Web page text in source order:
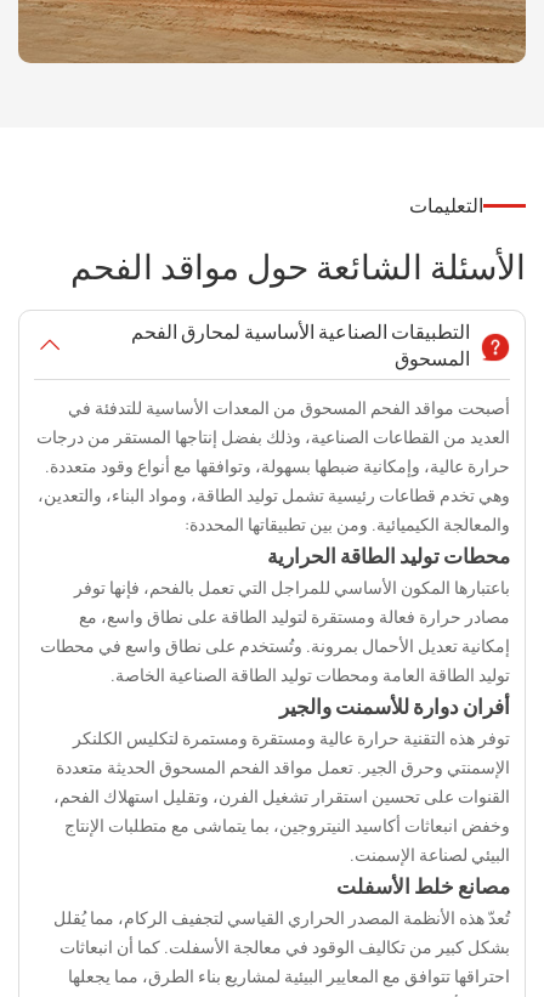
التعليمات
الأسئلة الشائعة حول مواقد الفحم
التطبيقات الصناعية الأساسية لمحارق الفحم
المسحوق
أصبحت مواقد الفحم المسحوق من المعدات الأساسية للتدفئة في
العديد من القطاعات الصناعية، وذلك بفضل إنتاجها المستقر من درجات
حرارة عالية، وإمكانية ضبطها بسهولة، وتوافقها مع أنواع وقود متعددة.
وهي تخدم قطاعات رئيسية تشمل توليد الطاقة، ومواد البناء، والتعدين،
والمعالجة الكيميائية. ومن بين تطبيقاتها المحددة:
محطات توليد الطاقة الحرارية
باعتبارها المكون الأساسي للمراجل التي تعمل بالفحم، فإنها توفر
مصادر حرارة فعالة ومستقرة لتوليد الطاقة على نطاق واسع، مع
إمكانية تعديل الأحمال بمرونة. وتُستخدم على نطاق واسع في محطات
توليد الطاقة العامة ومحطات توليد الطاقة الصناعية الخاصة.
أفران دوارة للأسمنت والجير
توفر هذه التقنية حرارة عالية ومستقرة ومستمرة لتكليس الكلنكر
الإسمنتي وحرق الجير. تعمل مواقد الفحم المسحوق الحديثة متعددة
القنوات على تحسين استقرار تشغيل الفرن، وتقليل استهلاك الفحم،
وخفض انبعاثات أكاسيد النيتروجين، بما يتماشى مع متطلبات الإنتاج
البيئي لصناعة الإسمنت.
مصانع خلط الأسفلت
تُعدّ هذه الأنظمة المصدر الحراري القياسي لتجفيف الركام، مما يُقلل
بشكل كبير من تكاليف الوقود في معالجة الأسفلت. كما أن انبعاثات
احتراقها تتوافق مع المعايير البيئية لمشاريع بناء الطرق، مما يجعلها